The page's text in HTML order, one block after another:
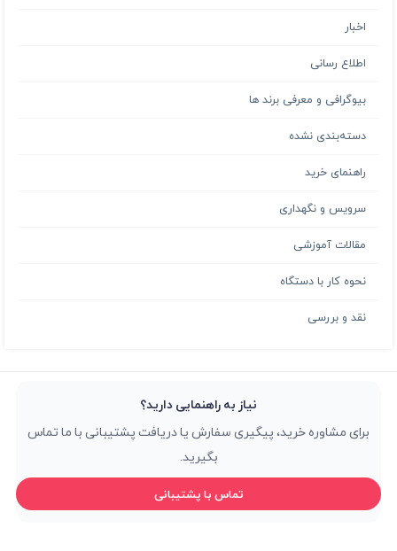
اخبار
اطلاع رسانی
بیوگرافی و معرفی برند ها
دسته‌بندی نشده
راهنمای خرید
سرویس و نگهداری
مقالات آموزشی
نحوه کار با دستگاه
نقد و بررسی
نیاز به راهنمایی دارید؟
برای مشاوره خرید، پیگیری سفارش یا دریافت پشتیبانی با ما تماس
بگیرید.
تماس با پشتیبانی